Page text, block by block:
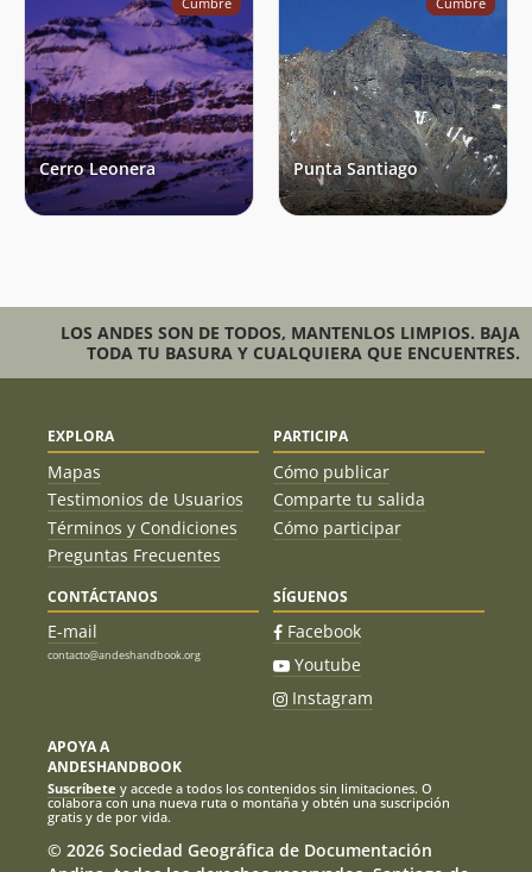
Cerro Leonera Punta Santiago
LOS ANDES SON DE TODOS, MANTENLOS LIMPIOS. BAJA
TODA TU BASURA Y CUALQUIERA QUE ENCUENTRES.
EXPLORA
Mapas
Testimonios de Usuarios
Términos y Condiciones
Preguntas Frecuentes
PARTICIPA
Cómo publicar
Comparte tu salida
Cómo participar
CONTÁCTANOS
E-mail
contacto@andeshandbook.org
SÍGUENOS
Facebook
Youtube
Instagram
APOYA A
ANDESHANDBOOK
Suscríbete y accede a todos los contenidos sin limitaciones. O
colabora con una nueva ruta o montaña y obtén una suscripción
gratis y de por vida.
© 2026 Sociedad Geográfica de Documentación